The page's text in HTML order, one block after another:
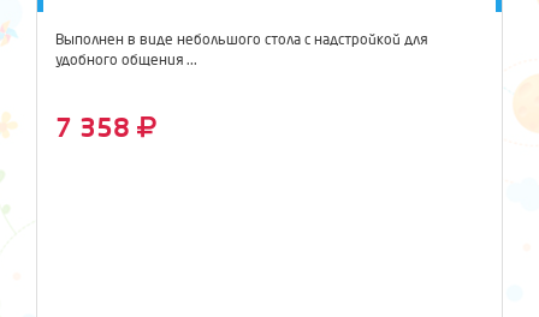
Выполнен в виде небольшого стола с надстройкой для
удобного общения ...
7 358